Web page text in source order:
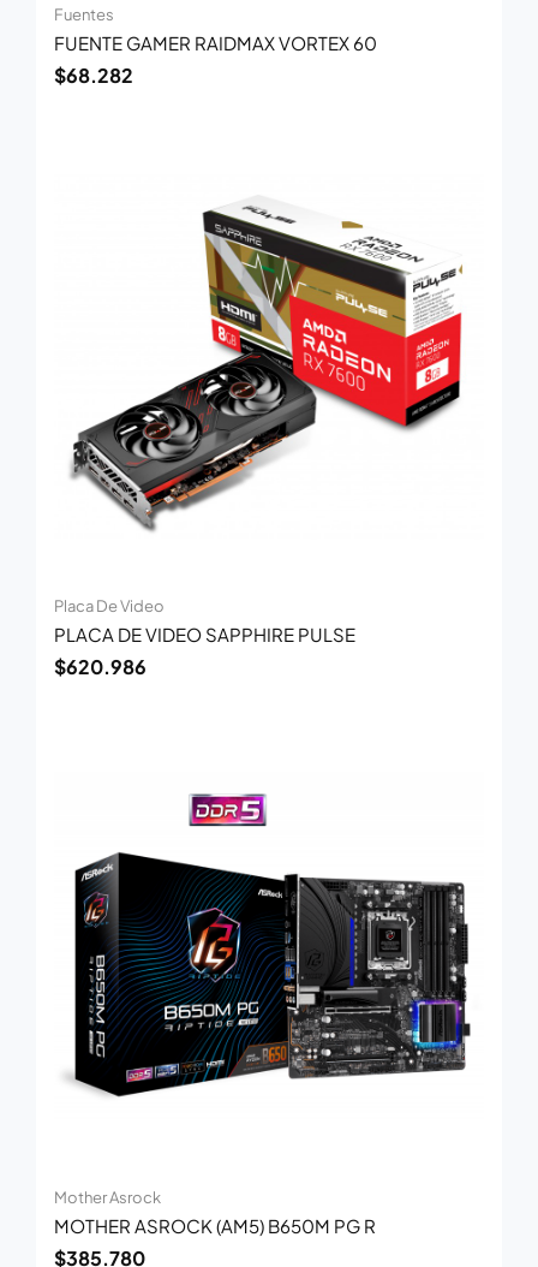
Fuentes
FUENTE GAMER RAIDMAX VORTEX 60
$68.282
Placa De Video
PLACA DE VIDEO SAPPHIRE PULSE
$620.986
Mother Asrock
MOTHER ASROCK (AM5) B650M PG R
$385.780